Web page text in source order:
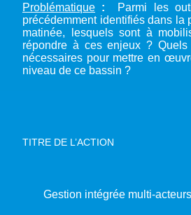
Problématique : Parmi les
précédemment identifiés dans la
matinée, lesquels sont à
répondre à ces enjeux ? Quels
nécessaires pour mettre en
niveau de ce bassin ?
TITRE DE L’ACTION
Gestion intégrée multi-